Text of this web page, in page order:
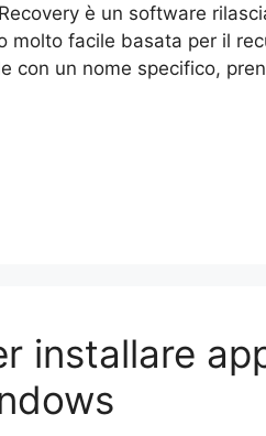
è un software
molto facile basata per il
con un nome specifico,
installare